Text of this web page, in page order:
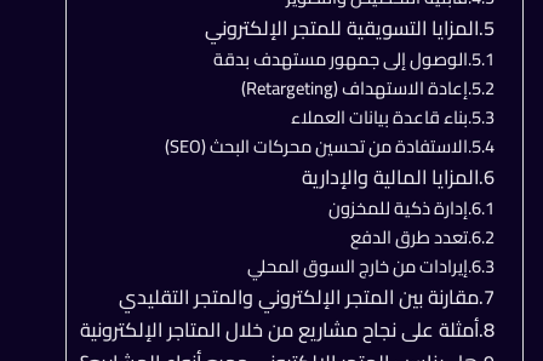
المزايا التسويقية للمتجر الإلكتروني
الوصول إلى جمهور مستهدف بدقة
إعادة الاستهداف (Retargeting)
بناء قاعدة بيانات العملاء
الاستفادة من تحسين محركات البحث (SEO)
المزايا المالية والإدارية
إدارة ذكية للمخزون
تعدد طرق الدفع
إيرادات من خارج السوق المحلي
مقارنة بين المتجر الإلكتروني والمتجر التقليدي
أمثلة على نجاح مشاريع من خلال المتاجر الإلكترونية